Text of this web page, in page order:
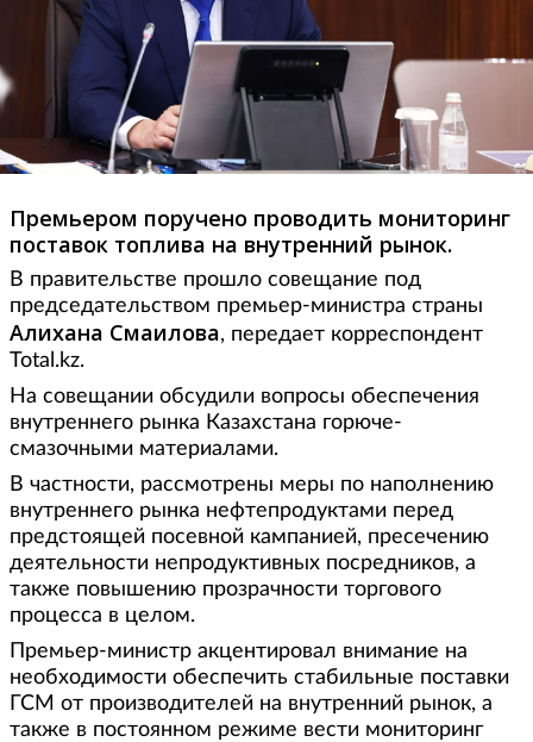
Премьером поручено проводить мониторинг
поставок топлива на внутренний рынок.
В правительстве прошло совещание под
председательством премьер-министра страны
Алихана Смаилова, передает корреспондент
Total.kz.
На совещании обсудили вопросы обеспечения
внутреннего рынка Казахстана горюче-
смазочными материалами.
В частности, рассмотрены меры по наполнению
внутреннего рынка нефтепродуктами перед
предстоящей посевной кампанией, пресечению
деятельности непродуктивных посредников, а
также повышению прозрачности торгового
процесса в целом.
Премьер-министр акцентировал внимание на
необходимости обеспечить стабильные поставки
ГСМ от производителей на внутренний рынок, а
также в постоянном режиме вести мониторинг